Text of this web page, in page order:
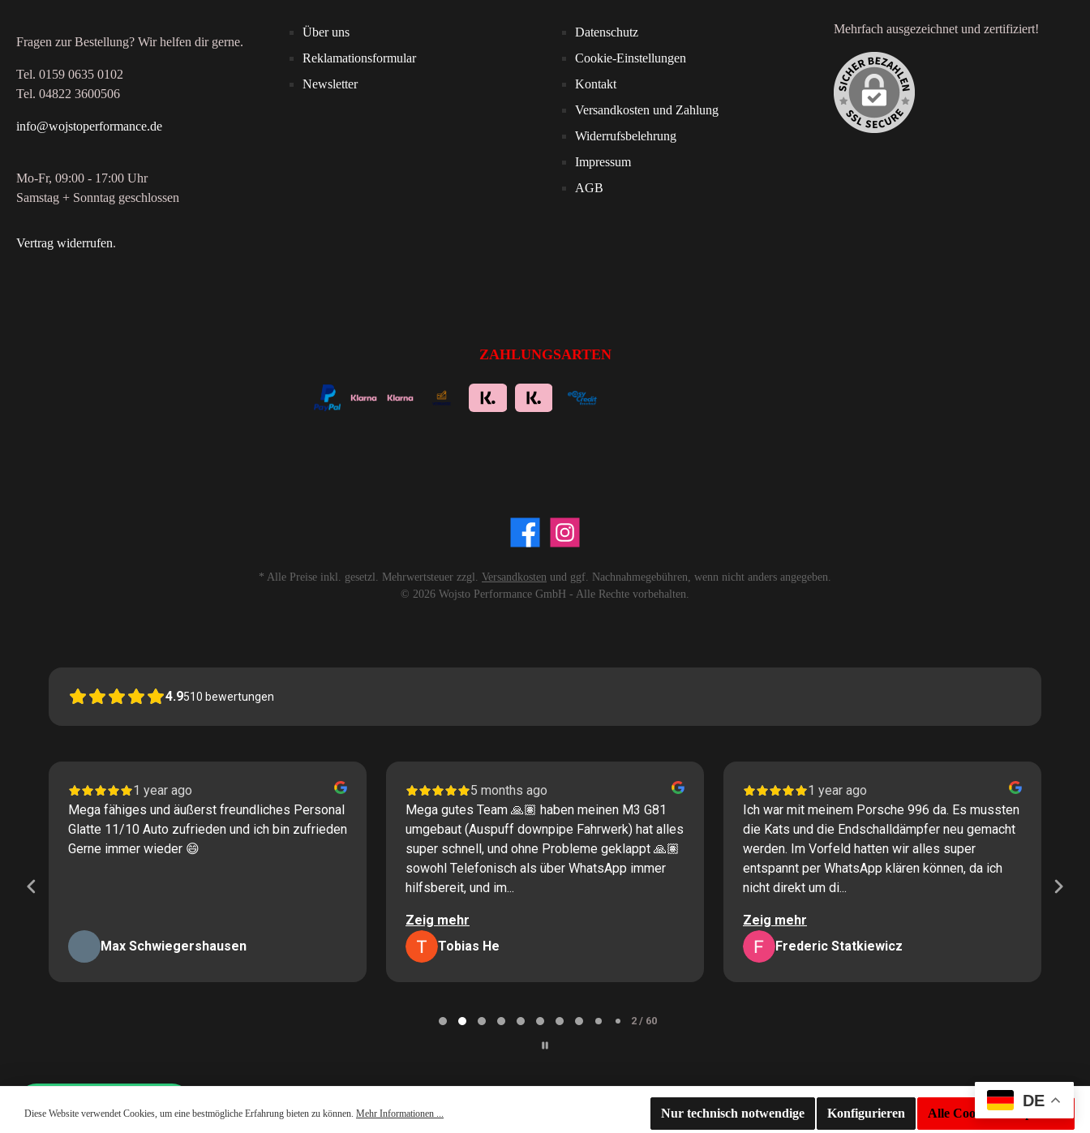
DE
Fragen zur Bestellung? Wir helfen dir gerne.
Tel. 0159 0635 0102
Tel. 04822 3600506
info@wojstoperformance.de
Mo-Fr, 09:00 - 17:00 Uhr
Samstag + Sonntag geschlossen
Vertrag widerrufen.
Über uns
Reklamationsformular
Newsletter
Datenschutz
Cookie-Einstellungen
Kontakt
Versandkosten und Zahlung
Widerrufsbelehrung
Impressum
AGB
Mehrfach ausgezeichnet und zertifiziert!
ZAHLUNGSARTEN
* Alle Preise inkl. gesetzl. Mehrwertsteuer zzgl. Versandkosten und ggf. Nachnahmegebühren, wenn nicht anders angegeben.
© 2026 Wojsto Performance GmbH - Alle Rechte vorbehalten.
Diese Website verwendet Cookies, um eine bestmögliche Erfahrung bieten zu können. Mehr Informationen ... Nur technisch notwendige Konfigurieren Alle Cookies akzeptieren
4.9510 bewertungen
1 year ago
Mega fähiges und äußerst freundliches Personal
Glatte 11/10 Auto zufrieden und ich bin zufrieden
Gerne immer wieder 😄
Max Schwiegershausen
5 months ago
Mega gutes Team 🙏🏽 haben meinen M3 G81
umgebaut (Auspuff downpipe Fahrwerk) hat alles
super schnell, und ohne Probleme geklappt 🙏🏽
sowohl Telefonisch als über WhatsApp immer
hilfsbereit, und im...
Zeig mehr
Tobias He
1 year ago
Ich war mit meinem Porsche 996 da. Es mussten
die Kats und die Endschalldämpfer neu gemacht
werden. Im Vorfeld hatten wir alles super
entspannt per WhatsApp klären können, da ich
nicht direkt um di...
Zeig mehr
Frederic Statkiewicz
2 / 60